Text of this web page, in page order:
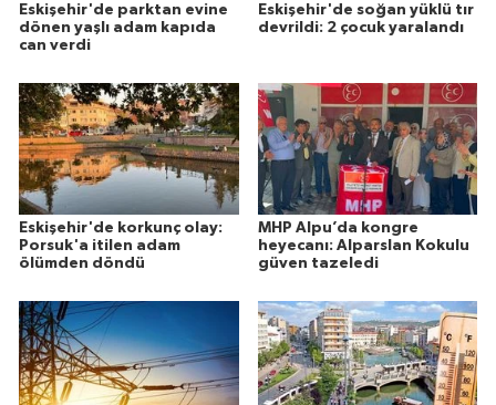
Eskişehir'de parktan evine
dönen yaşlı adam kapıda
can verdi
Eskişehir'de soğan yüklü tır
devrildi: 2 çocuk yaralandı
Eskişehir'de korkunç olay:
Porsuk'a itilen adam
ölümden döndü
MHP Alpu’da kongre
heyecanı: Alparslan Kokulu
güven tazeledi